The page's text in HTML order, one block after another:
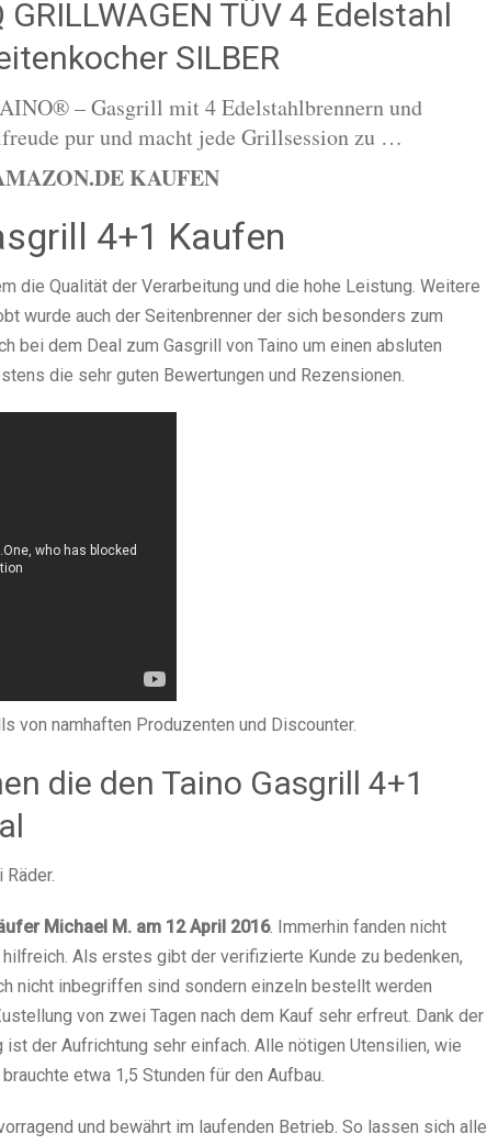
TÜV 4 Edelstahl
SILBER
– Gasgrill mit 4 Edelstahlbrennern und
pur und macht jede Grillsession zu …
KAUFEN
4+1 Kaufen
die Qualität der Verarbeitung und die hohe Leistung. Weitere
wurde auch der Seitenbrenner der sich besonders zum
bei dem Deal zum Gasgrill von Taino um einen absluten
die sehr guten Bewertungen und Rezensionen.
von namhaften Produzenten und Discounter.
die den Taino Gasgrill 4+1
Michael M. am 12 April 2016. Immerhin fanden nicht
Als erstes gibt der verifizierte Kunde zu bedenken,
nicht inbegriffen sind sondern einzeln bestellt werden
von zwei Tagen nach dem Kauf sehr erfreut. Dank der
der Aufrichtung sehr einfach. Alle nötigen Utensilien, wie
etwa 1,5 Stunden für den Aufbau.
und bewährt im laufenden Betrieb. So lassen sich alle